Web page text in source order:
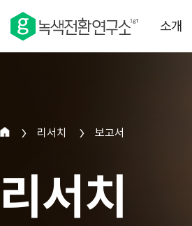
소개
> 리서치 > 보고서
리서치